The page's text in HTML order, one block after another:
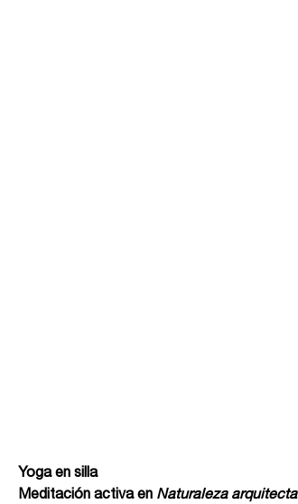
Yoga en silla
Meditación activa en Naturaleza arquitecta